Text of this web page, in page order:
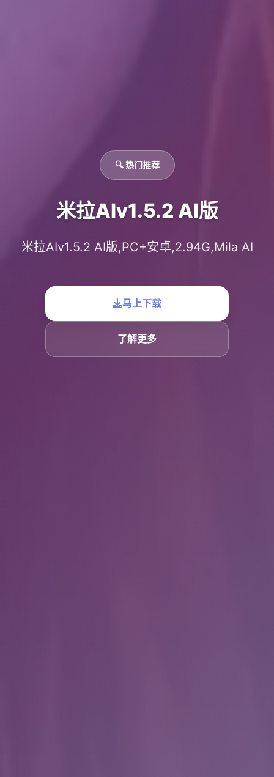
🔍 热门推荐
米拉AIv1.5.2 AI版
米拉AIv1.5.2 AI版,PC+安卓,2.94G,Mila AI
马上下载
了解更多